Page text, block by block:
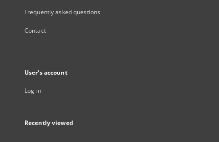
Frequently asked questions
Contact
User's account
Log in
Recently viewed